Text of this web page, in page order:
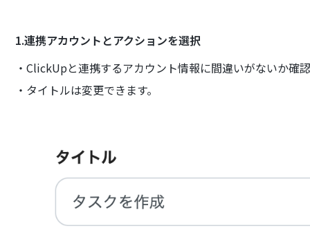
1.連携アカウントとアクションを選択
・ClickUpと連携するアカウント情報に間違いがないか確
・タイトルは変更できます。